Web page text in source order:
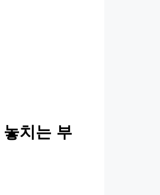
치는 부